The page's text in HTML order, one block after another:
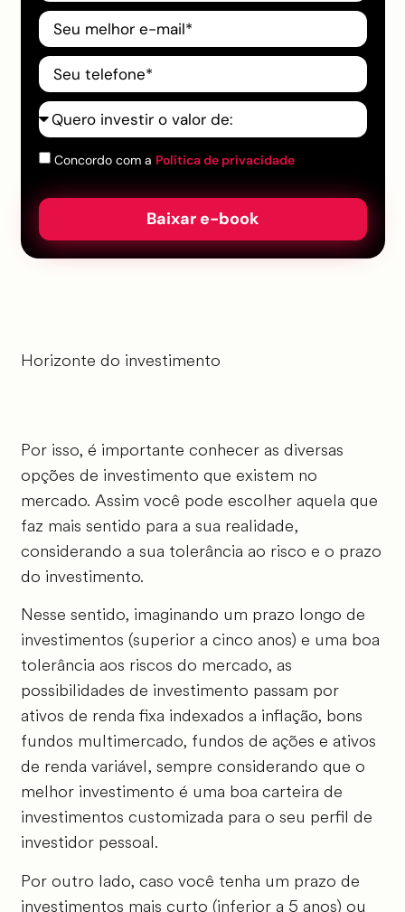
Concordo com a Política de privacidade
Baixar e-book
Horizonte do investimento
Por isso, é importante conhecer as diversas
opções de investimento que existem no
mercado. Assim você pode escolher aquela que
faz mais sentido para a sua realidade,
considerando a sua tolerância ao risco e o prazo
do investimento.
Nesse sentido, imaginando um prazo longo de
investimentos (superior a cinco anos) e uma boa
tolerância aos riscos do mercado, as
possibilidades de investimento passam por
ativos de renda fixa indexados a inflação, bons
fundos multimercado, fundos de ações e ativos
de renda variável, sempre considerando que o
melhor investimento é uma boa carteira de
investimentos customizada para o seu perfil de
investidor pessoal.
Por outro lado, caso você tenha um prazo de
investimentos mais curto (inferior a 5 anos) ou